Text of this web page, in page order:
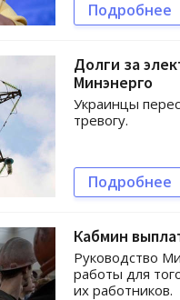
Подробнее
Долги за
Минэнерго
Украинцы
тревогу.
Подробнее
Кабмин
Руководство
работы для
их работников.